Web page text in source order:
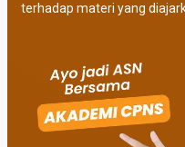
terhadap materi yang